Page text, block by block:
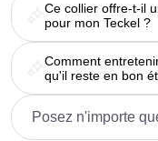
Ce collier offre-t-il
pour mon Teckel ?
Comment
qu'il reste en bon